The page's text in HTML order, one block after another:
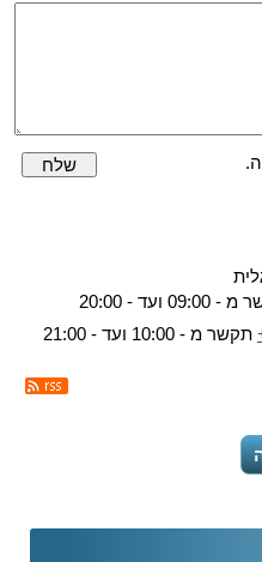
שלח
ועד - 20:00
תקשר מ - 10:00 ועד - 21:00